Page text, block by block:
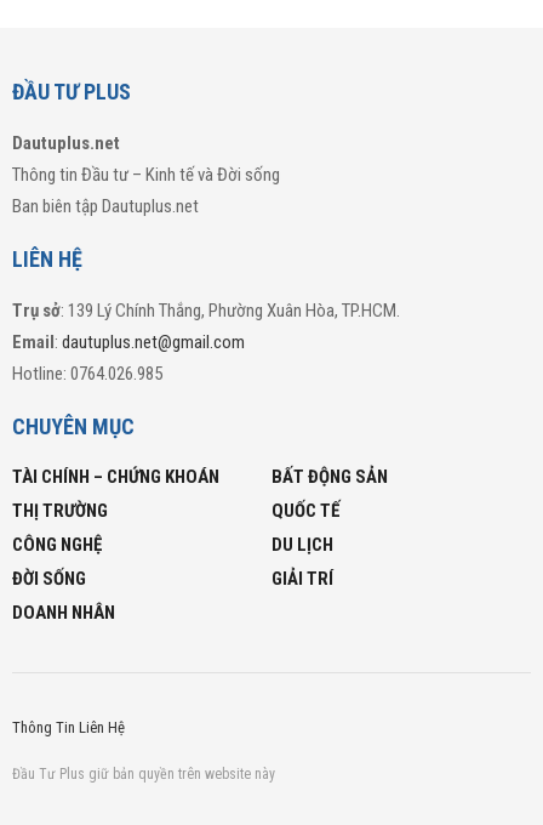
ĐẦU TƯ PLUS
Dautuplus.net
Thông tin Đầu tư – Kinh tế và Đời sống
Ban biên tập Dautuplus.net
LIÊN HỆ
Trụ sở: 139 Lý Chính Thắng, Phường Xuân Hòa, TP.HCM.
Email: dautuplus.net@gmail.com
Hotline: 0764.026.985
CHUYÊN MỤC
TÀI CHÍNH – CHỨNG KHOÁN
BẤT ĐỘNG SẢN
THỊ TRƯỜNG
QUỐC TẾ
CÔNG NGHỆ
DU LỊCH
ĐỜI SỐNG
GIẢI TRÍ
DOANH NHÂN
Thông Tin Liên Hệ
Đầu Tư Plus giữ bản quyền trên website này